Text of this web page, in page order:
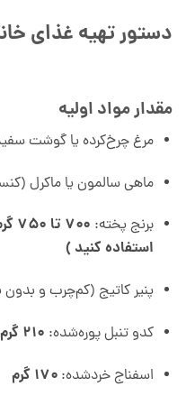
دستور تهیه غذای
مقدار مواد اولیه
مرغ چرخ‌کرده یا گوشت
ماهی سالمون یا ماکرل
برنج پخته:
استفاده کنید )
پنیر کاتیج (کم‌چرب و
کدو تنبل پوره‌شده: ۲۱۰ گرم
اسفناج خردشده: ۱۷۰ گرم